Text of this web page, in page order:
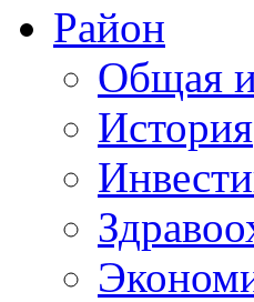
Район
Общая
История